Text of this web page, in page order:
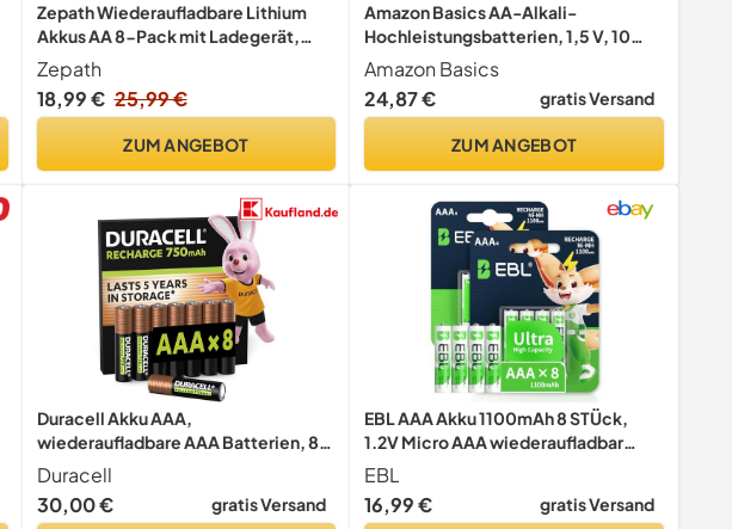
Zepath Wiederaufladbare Lithium
Akkus AA 8-Pack mit Ladegerät,
3000mWh Hohe Kapazität 1.5V AA
Batterien
Zepath
18,99 € 25,99 €
ZUM ANGEBOT
Amazon Basics AA-Alkali-
Hochleistungsbatterien, 1,5 V, 10
Jahre lagerfähig, 36 Stück
Amazon Basics
24,87 €
gratis Versand
ZUM ANGEBOT
Duracell Akku AAA,
wiederaufladbare AAA Batterien, 8
Stück, 750mAh, 1000 Aufladungen,
langanhaltende Power, vorgeladen
Duracell
30,00 €
gratis Versand
EBL AAA Akku 1100mAh 8 STÜck,
1.2V Micro AAA wiederaufladbar
Batterien
EBL
16,99 €
gratis Versand